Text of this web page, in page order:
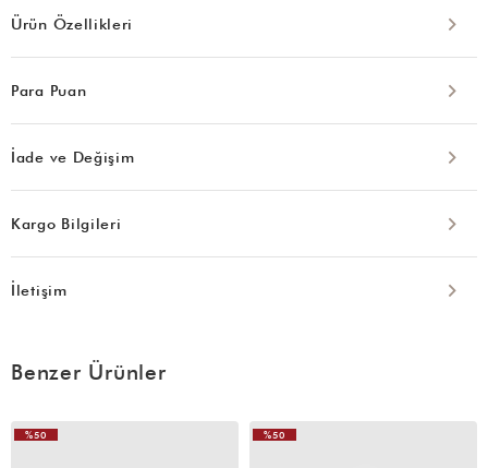
Ürün Özellikleri
Para Puan
İade ve Değişim
Kargo Bilgileri
İletişim
Benzer Ürünler
%50
%50